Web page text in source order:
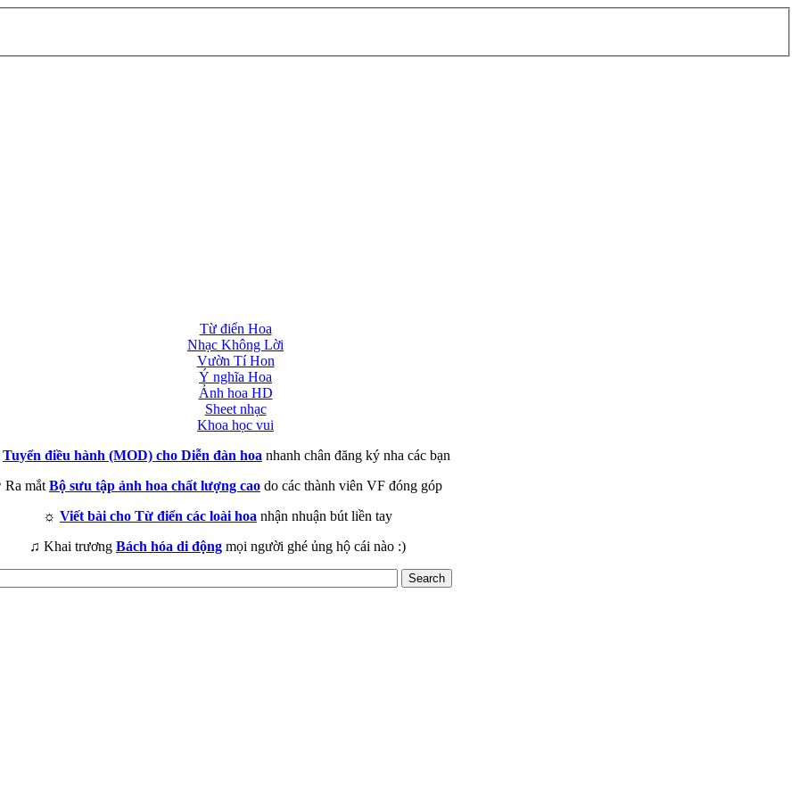
Từ điển Hoa
Nhạc Không Lời
Vườn Tí Hon
Ý nghĩa Hoa
Ảnh hoa HD
Sheet nhạc
Khoa học vui
Tuyển điều hành (MOD) cho Diễn đàn hoa nhanh chân đăng ký nha các bạn
Ra mắt Bộ sưu tập ảnh hoa chất lượng cao do các thành viên VF đóng góp
☼ Viết bài cho Từ điển các loài hoa nhận nhuận bút liền tay
♫ Khai trương Bách hóa di động mọi người ghé ủng hộ cái nào :)